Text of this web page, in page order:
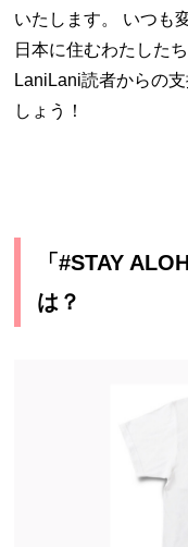
いたします。 いつも
日本に住むわたした
LaniLani読者からの
しょう！
「#STAY
は？